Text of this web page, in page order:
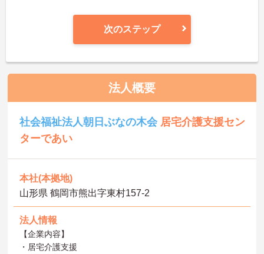
次のステップ
法人概要
社会福祉法人朝日ぶなの木会 居宅介護支援セン
ターであい
本社(本拠地)
山形県 鶴岡市熊出字東村157-2
法人情報
【企業内容】
・居宅介護支援